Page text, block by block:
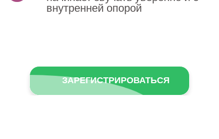
ЗАРЕГИСТРИРОВАТЬСЯ
— впервые почувствовали уверенность
в собственной речи